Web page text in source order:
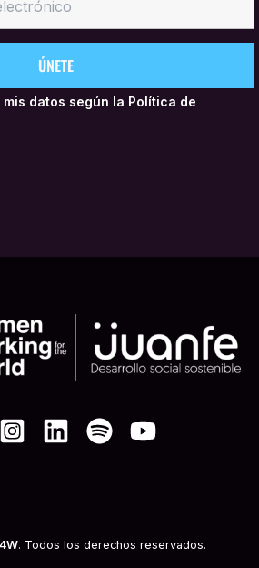
datos según la Política de
. Todos los derechos reservados.